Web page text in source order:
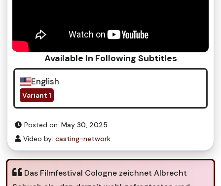
Available In Following Subtitles
English
Variant 1
Posted on: May 30, 2025
Video by: casting-network
Das Filmfestival Cologne zeichnet Albrecht